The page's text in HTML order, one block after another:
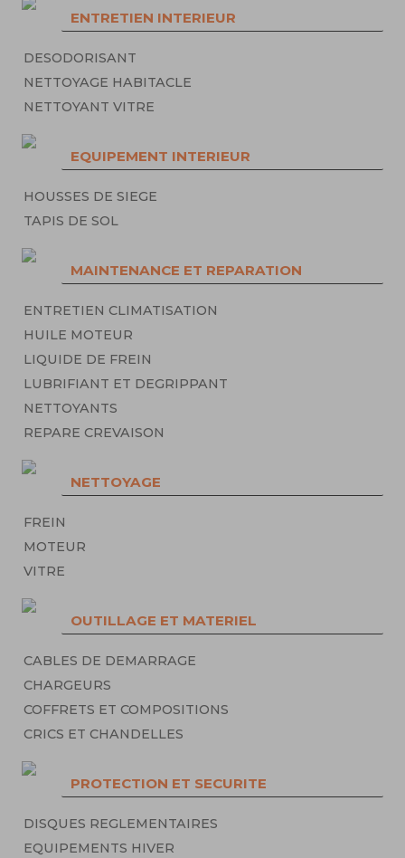
ENTRETIEN INTERIEUR
DESODORISANT
NETTOYAGE HABITACLE
NETTOYANT VITRE
EQUIPEMENT INTERIEUR
HOUSSES DE SIEGE
TAPIS DE SOL
MAINTENANCE ET REPARATION
ENTRETIEN CLIMATISATION
HUILE MOTEUR
LIQUIDE DE FREIN
LUBRIFIANT ET DEGRIPPANT
NETTOYANTS
REPARE CREVAISON
NETTOYAGE
FREIN
MOTEUR
VITRE
OUTILLAGE ET MATERIEL
CABLES DE DEMARRAGE
CHARGEURS
COFFRETS ET COMPOSITIONS
CRICS ET CHANDELLES
PROTECTION ET SECURITE
DISQUES REGLEMENTAIRES
EQUIPEMENTS HIVER